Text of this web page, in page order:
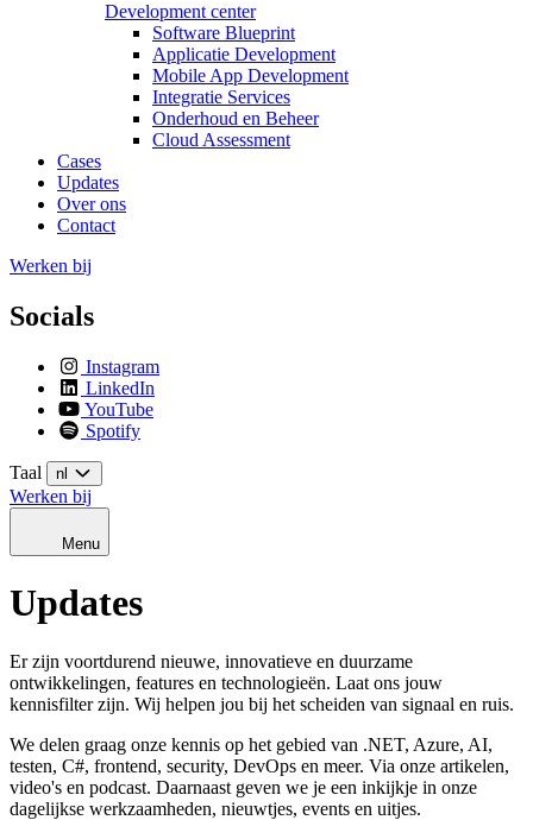
Development center
Software Blueprint
Applicatie Development
Mobile App Development
Integratie Services
Onderhoud en Beheer
Cloud Assessment
Cases
Updates
Over ons
Contact
Werken bij
Socials
Instagram
LinkedIn
YouTube
Spotify
Taal nl
Werken bij
Menu
Updates
Er zijn voortdurend nieuwe, innovatieve en duurzame
ontwikkelingen, features en technologieën. Laat ons jouw
kennisfilter zijn. Wij helpen jou bij het scheiden van signaal en ruis.
We delen graag onze kennis op het gebied van .NET, Azure, AI,
testen, C#, frontend, security, DevOps en meer. Via onze artikelen,
video's en podcast. Daarnaast geven we je een inkijkje in onze
dagelijkse werkzaamheden, nieuwtjes, events en uitjes.